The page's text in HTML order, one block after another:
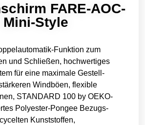
FARE-AOC-
Mini-Style
Funktion zum
und Schließen, hochwertiges
für eine maximale Gestell-
Windböen, flexible
STANDARD 100 by OEKO-
Polyester-Pongee Bezugs-
Kunststoffen,